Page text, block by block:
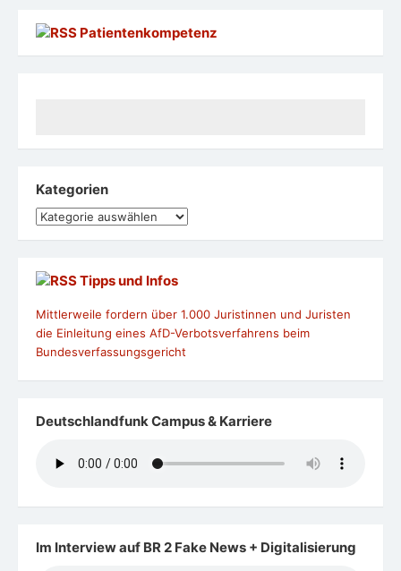
Patientenkompetenz
Kategorien
Kategorien
Tipps und Infos
Mittlerweile fordern über 1.000 Juristinnen und Juristen
die Einleitung eines AfD-Verbotsverfahrens beim
Bundesverfassungsgericht
Deutschlandfunk Campus & Karriere
Im Interview auf BR 2 Fake News + Digitalisierung